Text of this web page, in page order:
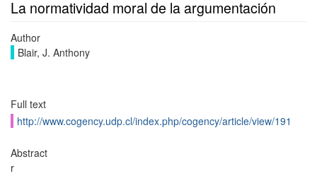
La normatividad moral de la argumentación
Author
Blair, J. Anthony
Full text
http://www.cogency.udp.cl/index.php/cogency/article/view/191
Abstract
r